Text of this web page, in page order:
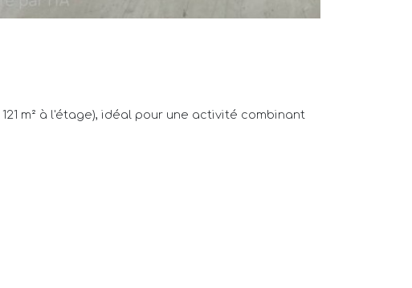
m² à l'étage), idéal pour une activité combinant